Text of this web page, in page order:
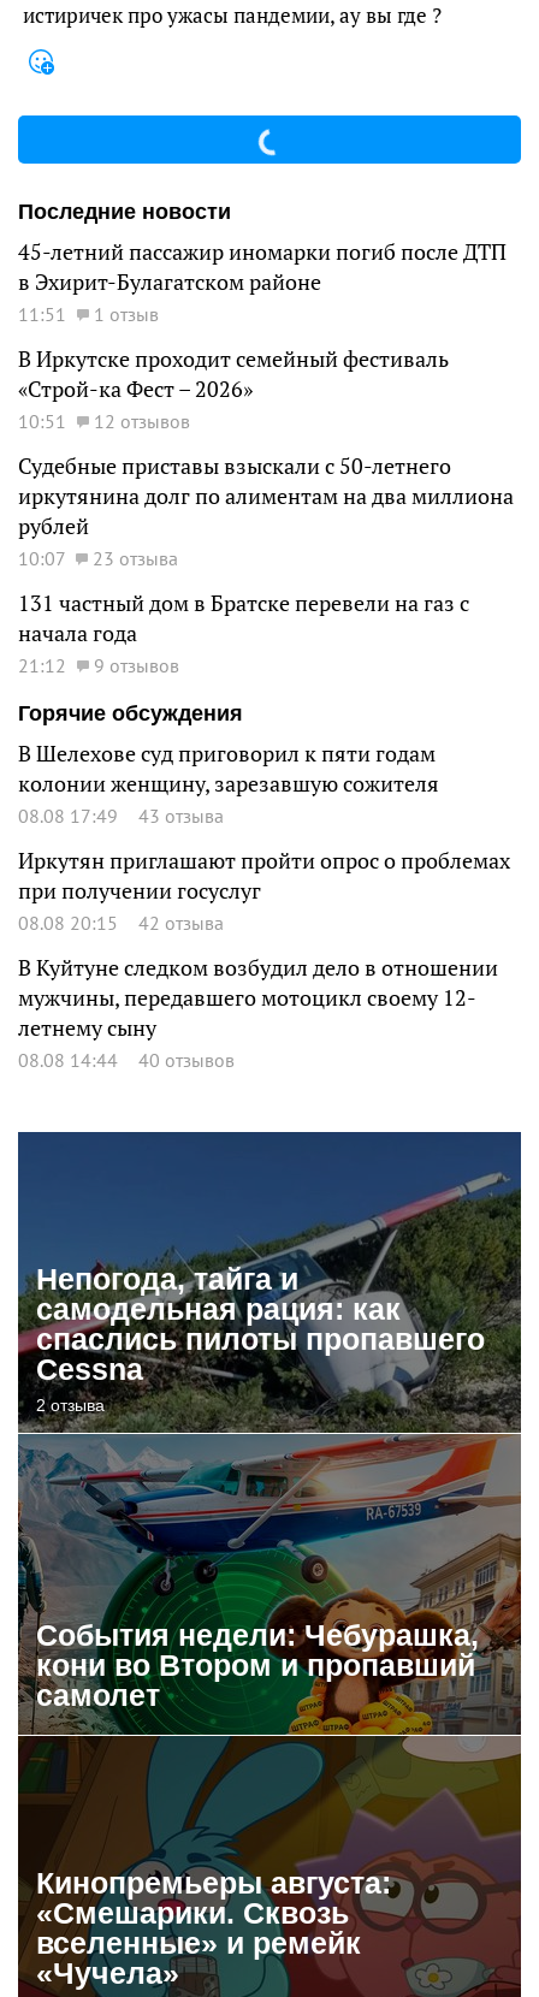
истиричек про ужасы пандемии, ау вы где ?
Последние новости
45-летний пассажир иномарки погиб после ДТП
в Эхирит-Булагатском районе
11:51 1 отзыв
В Иркутске проходит семейный фестиваль
«Строй-ка Фест – 2026»
10:51 12 отзывов
Судебные приставы взыскали с 50-летнего
иркутянина долг по алиментам на два миллиона
рублей
10:07 23 отзыва
131 частный дом в Братске перевели на газ с
начала года
21:12
9 отзывов
Горячие обсуждения
В Шелехове суд приговорил к пяти годам
колонии женщину, зарезавшую сожителя
08.08 17:49 43 отзыва
Иркутян приглашают пройти опрос о проблемах
при получении госуслуг
08.08 20:15 42 отзыва
В Куйтуне следком возбудил дело в отношении
мужчины, передавшего мотоцикл своему 12-
летнему сыну
08.08 14:44 40 отзывов
Непогода, тайга и
самодельная рация: как
спаслись пилоты пропавшего
Cessna
2 отзыва
События недели: Чебурашка,
кони во Втором и пропавший
самолет
Кинопремьеры августа:
«Смешарики. Сквозь
вселенные» и ремейк
«Чучела»